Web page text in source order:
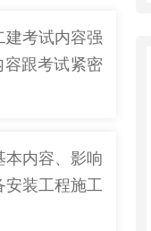
建考试内容强
跟考试紧密
本内容、影响
安装工程施工